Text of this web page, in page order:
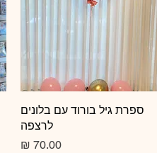
תצוגה מהירה
ספרת גיל בורוד עם בלונים
לרצפה
מחיר‏70.00 ‏₪